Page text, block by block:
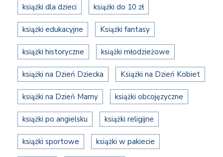
książki dla dzieci książki do 10 zł
książki edukacyjne Książki fantasy
książki historyczne książki młodzieżowe
książki na Dzień Dziecka Książki na Dzień Kobiet
książki na Dzień Mamy książki obcojęzyczne
książki po angielsku książki religijne
książki sportowe książki w pakiecie